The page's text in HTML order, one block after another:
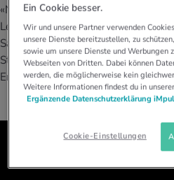
THEMEN IM BEREICH ERNÄHRUNG
BMI berechnen
Personal Health Coaching
Kalorienverbrauch berechnen
Personal Health Coaching
Glücklich sein
Personal Health Coaching
THEMEN IM BEREICH MEDIZIN
Mund- & Zahnpflege
Personal Health Coaching
«Nie würde sich irgendjemand
Leute lieber. Als wär ich
Sarah immer wieder im Alltag. Im
Stigmatisierung anfühlt und welche
Erfahrungen zeigen, was oft
Ein Cookie besser.
Wir und unsere Partner verwenden
unsere Dienste bereitzustellen, zu
sowie um unsere Dienste und Werbungen
Webseiten von Dritten. Dabei können
werden, die möglicherweise kein
Weitere Informationen findest du in
Ergänzende Datenschutzerklärung
Cookie-Einstellungen